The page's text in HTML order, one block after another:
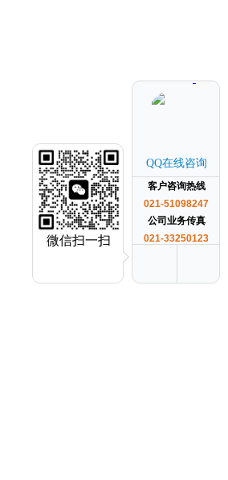
QQ在线咨询
客户咨询热线
021-51098247
公司业务传真
021-33250123
微信扫一扫